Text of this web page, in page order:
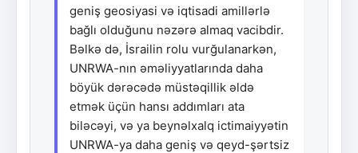
geniş geosiyasi və iqtisadi amillərlə
bağlı olduğunu nəzərə almaq vacibdir.
Bəlkə də, İsrailin rolu vurğulanarkən,
UNRWA-nın əməliyyatlarında daha
böyük dərəcədə müstəqillik əldə
etmək üçün hansı addımları ata
biləcəyi, və ya beynəlxalq ictimaiyyətin
UNRWA-ya daha geniş və qeyd-şərtsiz